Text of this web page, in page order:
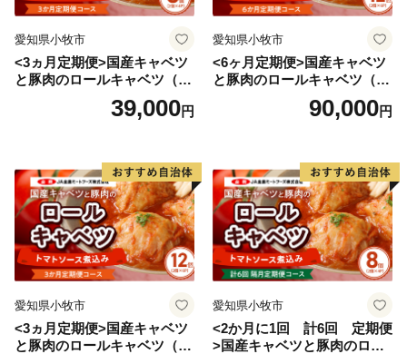
愛知県小牧市
<3ヵ月定期便>国産キャベツ
と豚肉のロールキャベツ（4P
39,000円
愛知県小牧市
<6ヶ月定期便>国産キャベツ
と豚肉のロールキャベツ（6P
90,000円
愛知県小牧市
<3ヵ月定期便>国産キャベツ
と豚肉のロールキャベツ（6P
愛知県小牧市
<2か月に1回 計6回 定期便
>国産キャベツと豚肉のロー